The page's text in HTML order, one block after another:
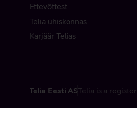
Ettevõttest
Telia ühiskonnas
Karjäär Telias
Telia Eesti ASTelia is a